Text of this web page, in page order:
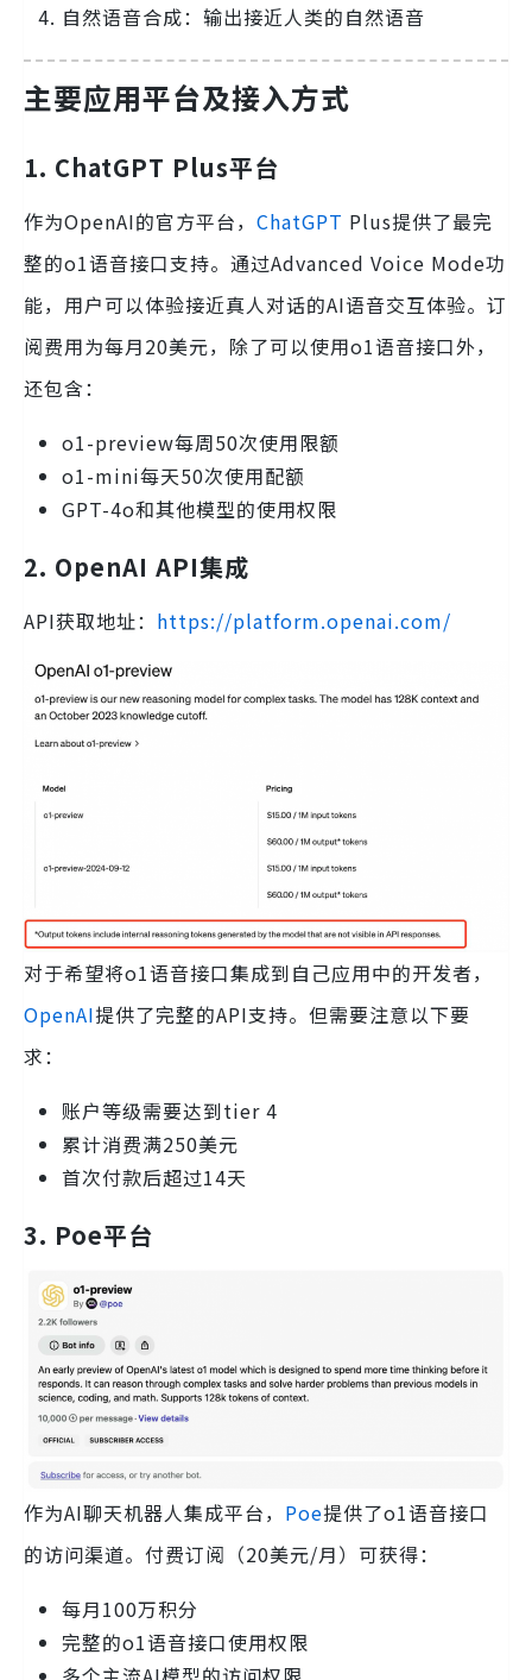
自然语音合成：输出接近人类的自然语音
主要应用平台及接入方式
1. ChatGPT Plus平台
作为OpenAI的官方平台， ChatGPT Plus提供了最完
整的o1语音接口支持。通过Advanced Voice Mode功
能，用户可以体验接近真人对话的AI语音交互体验。订
阅费用为每月20美元，除了可以使用o1语音接口外，
还包含：
o1-preview每周50次使用限额
o1-mini每天50次使用配额
GPT-4o和其他模型的使用权限
2. OpenAI API集成
API获取地址： https://platform.openai.com/
对于希望将o1语音接口集成到自己应用中的开发者，
OpenAI提供了完整的API支持。但需要注意以下要
求：
账户等级需要达到tier 4
累计消费满250美元
首次付款后超过14天
3. Poe平台
作为AI聊天机器人集成平台， Poe提供了o1语音接口
的访问渠道。付费订阅（20美元/月）可获得：
每月100万积分
完整的o1语音接口使用权限